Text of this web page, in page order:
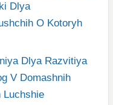
Dlya
O Kotoryh
Dlya Razvitiya
V Domashnih
Luchshie